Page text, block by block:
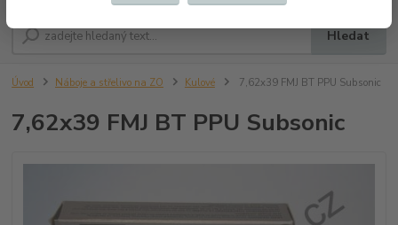
Hledat
Úvod Náboje a střelivo na ZO Kulové 7,62x39 FMJ BT PPU Subsonic
7,62x39 FMJ BT PPU Subsonic